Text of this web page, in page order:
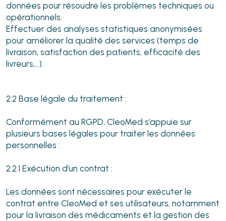
données pour résoudre les problèmes techniques ou
opérationnels.
Effectuer des analyses statistiques anonymisées
pour améliorer la qualité des services (temps de
livraison, satisfaction des patients, efficacité des
livreurs,...).
2.2 Base légale du traitement :
Conformément au RGPD, CleoMed s’appuie sur
plusieurs bases légales pour traiter les données
personnelles :
2.2.1 Exécution d’un contrat :
Les données sont nécessaires pour exécuter le
contrat entre CleoMed et ses utilisateurs, notamment
pour la livraison des médicaments et la gestion des